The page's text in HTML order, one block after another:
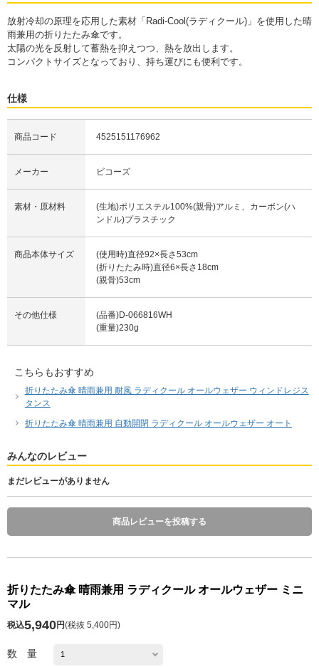
放射冷却の原理を応用した素材「Radi-Cool(ラディクール)」を使用した晴
雨兼用の折りたたみ傘です。
太陽の光を反射して蓄熱を抑えつつ、熱を放出します。
コンパクトサイズとなっており、持ち運びにも便利です。
仕様
商品コード 4525151176962
メーカー ビコーズ
素材・原材料
(生地)ポリエステル100%(親骨)アルミ、カーボン(ハ
ンドル)プラスチック
商品本体サイズ
(使用時)直径92×長さ53cm
(折りたたみ時)直径6×長さ18cm
(親骨)53cm
その他仕様
(品番)D-066816WH
(重量)230g
こちらもおすすめ
折りたたみ傘 晴雨兼用 耐風 ラディクール オールウェザー ウィンドレジス
タンス
折りたたみ傘 晴雨兼用 自動開閉 ラディクール オールウェザー オート
みんなのレビュー
まだレビューがありません
商品レビューを投稿する
折りたたみ傘 晴雨兼用 ラディクール オールウェザー ミニ
マル
税込5,940円(税抜 5,400円)
数 量